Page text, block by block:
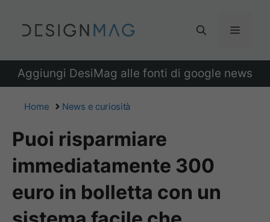
Menu
Aggiungi DesiMag alle fonti di google news
Home News e curiosità
Puoi risparmiare
immediatamente 300
euro in bolletta con un